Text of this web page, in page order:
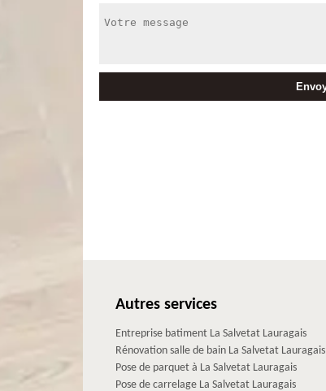
Autres services
Entreprise batiment La Salvetat Lauragais
Rénovation salle de bain La Salvetat Lauragais
Pose de parquet à La Salvetat Lauragais
Pose de carrelage La Salvetat Lauragais